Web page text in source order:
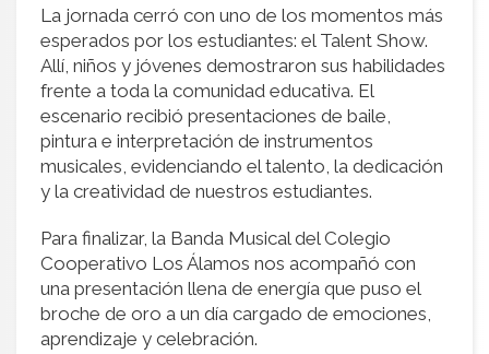
La jornada cerró con uno de los momentos más
esperados por los estudiantes: el Talent Show.
Allí, niños y jóvenes demostraron sus habilidades
frente a toda la comunidad educativa. El
escenario recibió presentaciones de baile,
pintura e interpretación de instrumentos
musicales, evidenciando el talento, la dedicación
y la creatividad de nuestros estudiantes.
Para finalizar, la Banda Musical del Colegio
Cooperativo Los Álamos nos acompañó con
una presentación llena de energía que puso el
broche de oro a un día cargado de emociones,
aprendizaje y celebración.